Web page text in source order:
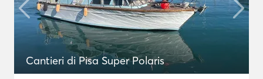
Cantieri di Pisa Super Polaris